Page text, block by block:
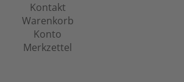
Kontakt
Warenkorb
Konto
Merkzettel